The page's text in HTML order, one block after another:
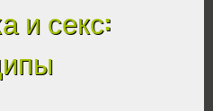
и секс: